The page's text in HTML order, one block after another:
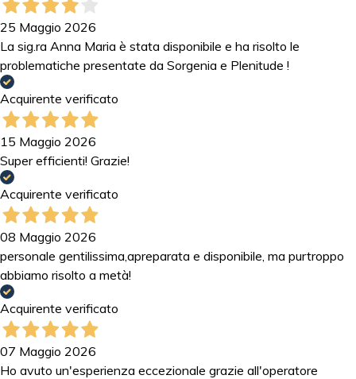
25 Maggio 2026
La sig.ra Anna Maria è stata disponibile e ha risolto le
problematiche presentate da Sorgenia e Plenitude !
Acquirente verificato
15 Maggio 2026
Super efficienti! Grazie!
Acquirente verificato
08 Maggio 2026
personale gentilissima,apreparata e disponibile, ma purtroppo
abbiamo risolto a metà!
Acquirente verificato
07 Maggio 2026
Ho avuto un'esperienza eccezionale grazie all'operatore